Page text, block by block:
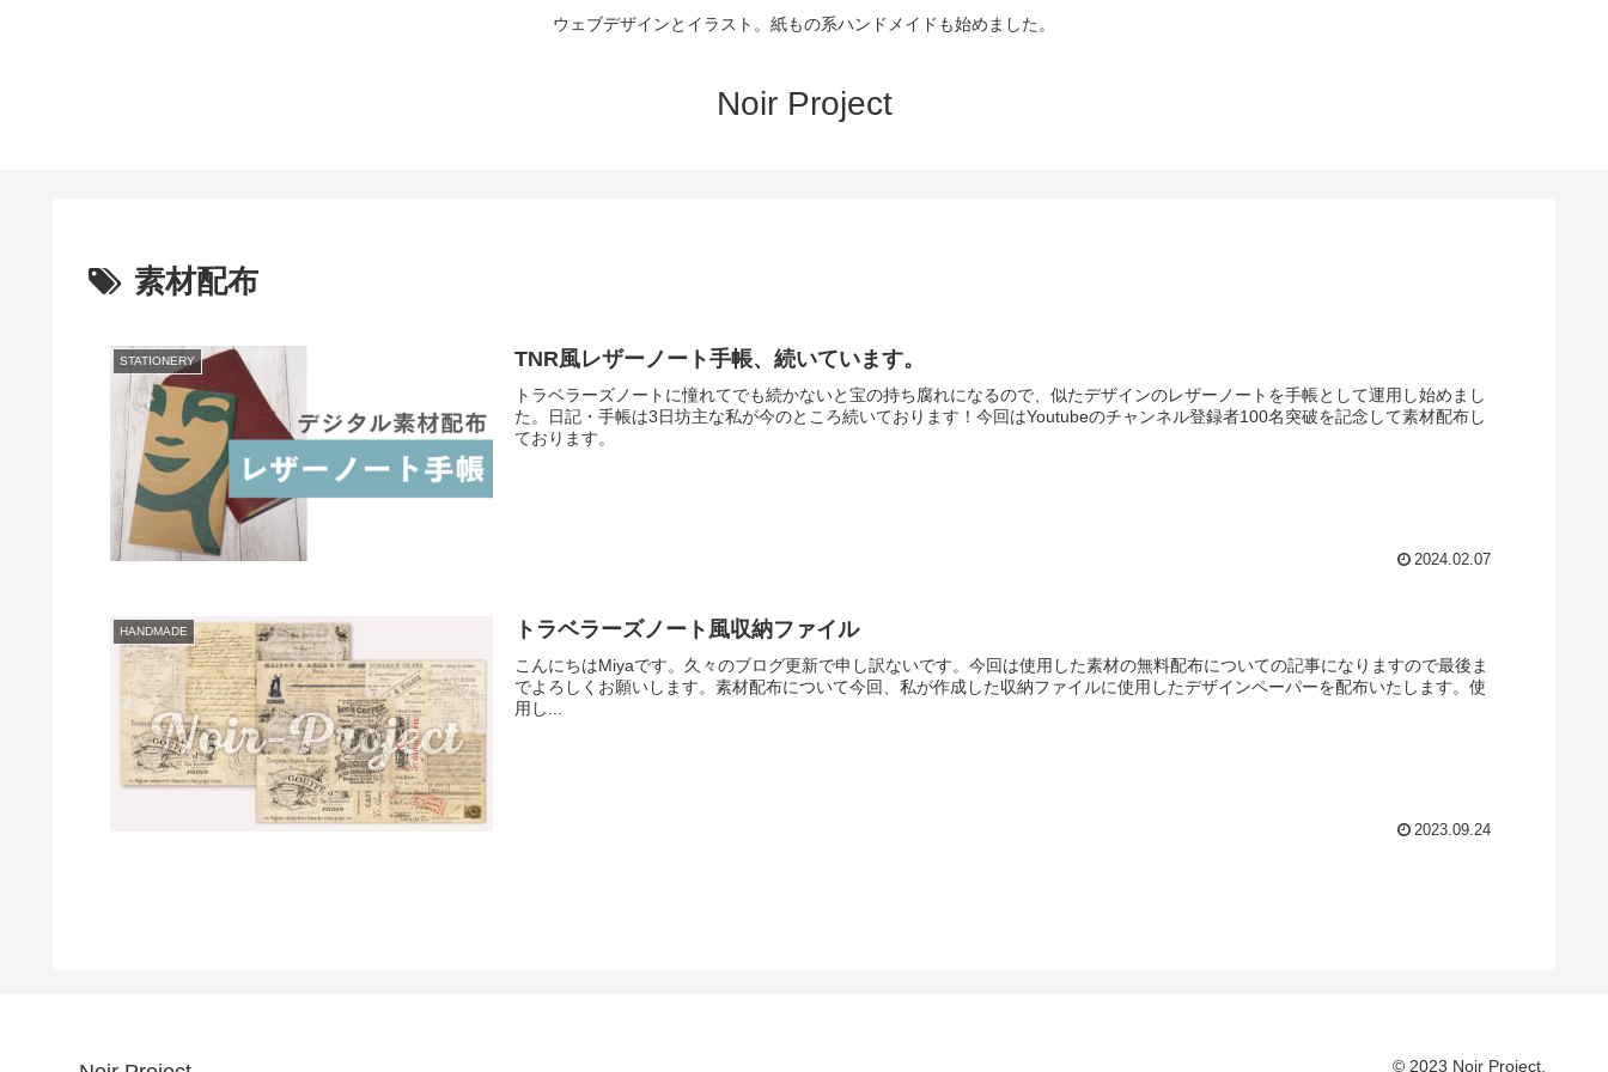
ウェブデザインとイラスト。紙もの系ハンドメイドも始めました。
Noir Project
素材配布
STATIONERY TNR風レザーノート手帳、続いています。
トラベラーズノートに憧れてでも続かないと宝の持ち腐れになるので、似たデザインのレザーノートを手帳として運用し始めまし
た。日記・手帳は3日坊主な私が今のところ続いております！今回はYoutubeのチャンネル登録者100名突破を記念して素材配布し
ております。
2024.02.07
HANDMADE トラベラーズノート風収納ファイル
こんにちはMiyaです。久々のブログ更新で申し訳ないです。今回は使用した素材の無料配布についての記事になりますので最後ま
でよろしくお願いします。素材配布について今回、私が作成した収納ファイルに使用したデザインペーパーを配布いたします。使
用し...
2023.09.24
© 2023 Noir Project.